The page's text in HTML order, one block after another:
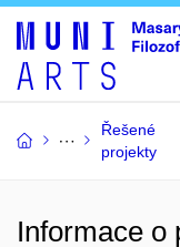
Řešené
projekty
Informace o